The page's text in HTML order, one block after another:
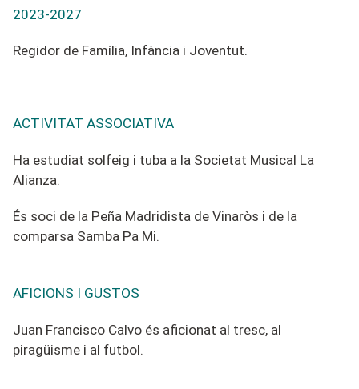
2023-2027
Regidor de Família, Infància i Joventut.
ACTIVITAT ASSOCIATIVA
Ha estudiat solfeig i tuba a la Societat Musical La
Alianza.
És soci de la Peña Madridista de Vinaròs i de la
comparsa Samba Pa Mi.
AFICIONS I GUSTOS
Juan Francisco Calvo és aficionat al tresc, al
piragüisme i al futbol.